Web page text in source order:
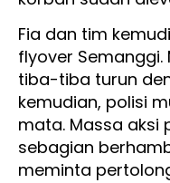
Fia dan tim
flyover Semanggi.
tiba-tiba turun
kemudian, polisi
mata. Massa aksi
sebagian
meminta